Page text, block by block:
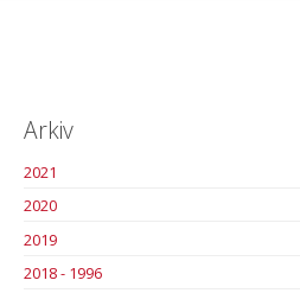
Arkiv
2021
2020
2019
2018 - 1996